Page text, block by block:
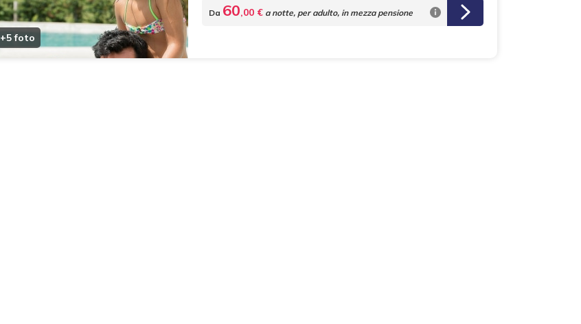
+5 foto
Da 60,00 € a notte, per adulto, in mezza pensione